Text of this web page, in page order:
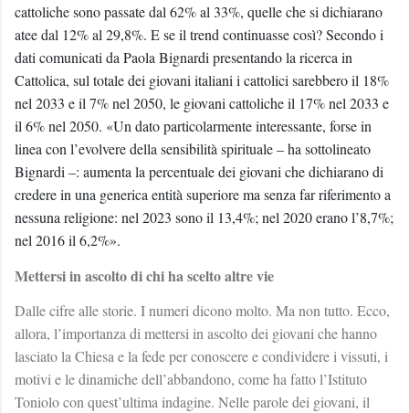
cattoliche sono passate dal 62% al 33%, quelle che si dichiarano
atee dal 12% al 29,8%. E se il trend continuasse così? Secondo i
dati comunicati da Paola Bignardi presentando la ricerca in
Cattolica, sul totale dei giovani italiani i cattolici sarebbero il 18%
nel 2033 e il 7% nel 2050, le giovani cattoliche il 17% nel 2033 e
il 6% nel 2050. «Un dato particolarmente interessante, forse in
linea con l’evolvere della sensibilità spirituale – ha sottolineato
Bignardi –: aumenta la percentuale dei giovani che dichiarano di
credere in una generica entità superiore ma senza far riferimento a
nessuna religione: nel 2023 sono il 13,4%; nel 2020 erano l’8,7%;
nel 2016 il 6,2%».
Mettersi in ascolto di chi ha scelto altre vie
Dalle cifre alle storie. I numeri dicono molto. Ma non tutto. Ecco,
allora, l’importanza di mettersi in ascolto dei giovani che hanno
lasciato la Chiesa e la fede per conoscere e condividere i vissuti, i
motivi e le dinamiche dell’abbandono, come ha fatto l’Istituto
Toniolo con quest’ultima indagine. Nelle parole dei giovani, il